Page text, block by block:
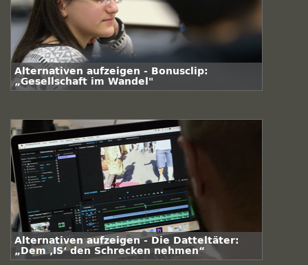
Alternativen aufzeigen - Bonusclip:
„Gesellschaft im Wandel"
Alternativen aufzeigen - Die Datteltäter:
„Dem ‚IS‘ den Schrecken nehmen“